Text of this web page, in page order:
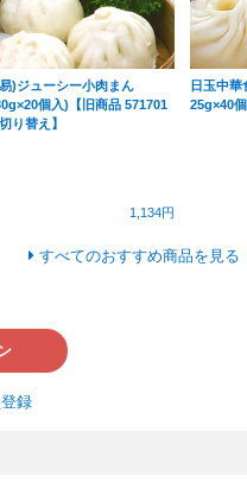
)ジューシー小肉まん
個入)【旧商品 571701
り替え】
1,134円
日玉中
25g×40
すべてのおすすめ商品を見る
録